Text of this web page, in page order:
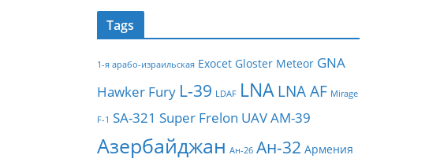
Tags
1-я арабо-израильская Exocet Gloster Meteor GNA
Hawker Fury L-39 LDAF LNA LNA AF Mirage
F-1 SA-321 Super Frelon UAVАМ-39
Азербайджан Ан-26 Ан-32 Армения